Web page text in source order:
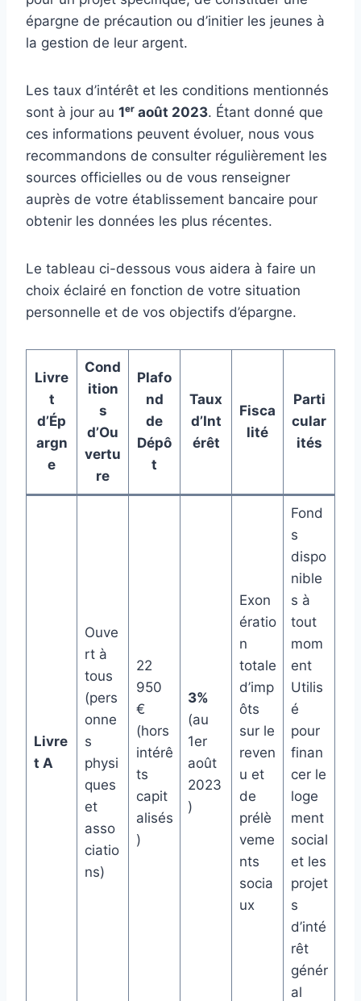
épargne de précaution ou d’initier les jeunes à
la gestion de leur argent.
Les taux d’intérêt et les conditions mentionnés
sont à jour au 1ᵉʳ août 2023. Étant donné que
ces informations peuvent évoluer, nous vous
recommandons de consulter régulièrement les
sources officielles ou de vous renseigner
auprès de votre établissement bancaire pour
obtenir les données les plus récentes.
Le tableau ci-dessous vous aidera à faire un
choix éclairé en fonction de votre situation
personnelle et de vos objectifs d’épargne.
Livre
t
d’Ép
argn
e
Cond
ition
s
d’Ou
vertu
re
Plafo
nd
de
Dépô
t
Taux
d’Int
érêt
Fisca
lité
Parti
cular
ités
Livre
t A
Ouve
rt à
tous
(pers
onne
s
physi
ques
et
asso
ciatio
ns)
22
950
€
(hors
intérê
ts
capit
alisés
)
3%
(au
1er
août
2023
)
Exon
ératio
n
totale
d’imp
ôts
sur le
reven
u et
de
prélè
veme
nts
socia
ux
Fond
s
dispo
nible
s à
tout
mom
ent
Utilis
é
pour
finan
cer le
loge
ment
social
et les
projet
s
d’inté
rêt
génér
al